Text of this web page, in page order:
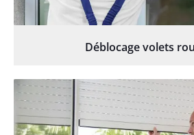
Déblocage volets